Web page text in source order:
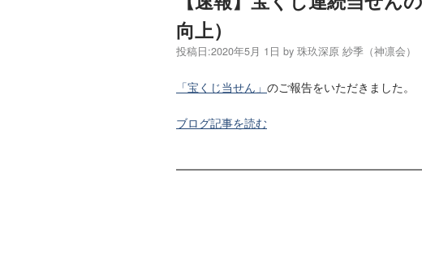
向上）
投稿日:2020年5月 1日 by 珠玖深原 紗季（神凛会）
「宝くじ当せん」 のご報告をいただきました。
ブログ記事を読む